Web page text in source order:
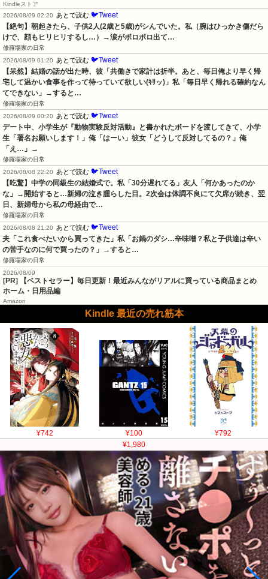
Kindleストア
2026/08/09 02:20
あとで読む 🐦Tweet
【絶句】朝起きたら、子供2人(2歳と5歳)がシんでいた。私（腕はひっかき傷だら
けで、顔もヒリヒリするし…）→涙がボロボロ出て…
修羅場家の日常
2026/08/09 01:20
あとで読む 🐦Tweet
【呆然】結婚の話が出た時、彼「共働きで家計は折半。あと、毎日俺より早く帰
宅して温かい食事を作って待っていて欲しい(ｷﾘッ)」私「毎日早く帰れる確約なん
てできない」→すると…
修羅場家の日常
2026/08/09 00:20
あとで読む 🐦Tweet
デート中、小学生が『動物実験反対活動』と書かれたボードを渡してきて、小学
生「署名お願いします！」俺「はーい」彼女「どうして反対してるの？」俺
「え…」→
修羅場家の日常
2026/08/08 22:20
あとで読む 🐦Tweet
【吃驚】中学の同級生の結婚式で。私「30分遅れてる」友人「何かあったのか
な」→開始すると…新婦の泣き腫らした目。2次会は体調不良にて欠席が続き、翌
日、新婦母から私の母経由で…
修羅場家の日常
2026/08/08 21:20
あとで読む 🐦Tweet
夫「これ食べたいから買ってきた」私「お鍋のダシ…辛味噌？私と子供達は辛い
の苦手なのに何で買ったの？」→すると…
修羅場家の日常
2026/08/09
[PR] 【ベストセラー】毎日更新！最近みんながリアルに買っている商品まとめ
ホーム・日用品編
Amazon
Kindle 最近の売れ筋本
¥742 ¥100
¥792
¥1,980